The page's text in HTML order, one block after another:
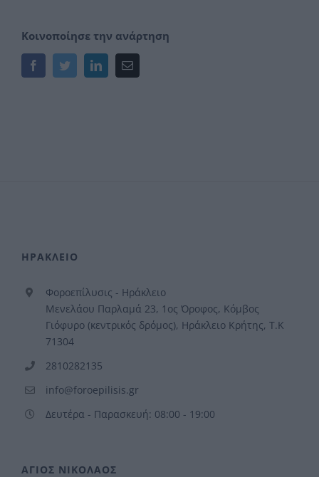
Κοινοποίησε την ανάρτηση
FacebookTwitterLinkedInEmail
ΗΡΑΚΛΕΙΟ
Φοροεπίλυσις - Ηράκλειο
Μενελάου Παρλαμά 23, 1ος Όροφος, Κόμβος
Γιόφυρο (κεντρικός δρόμος), Ηράκλειο Κρήτης, Τ.Κ
71304
2810282135
info@foroepilisis.gr
Δευτέρα - Παρασκευή: 08:00 - 19:00
ΑΓΙΟΣ ΝΙΚΟΛΑΟΣ